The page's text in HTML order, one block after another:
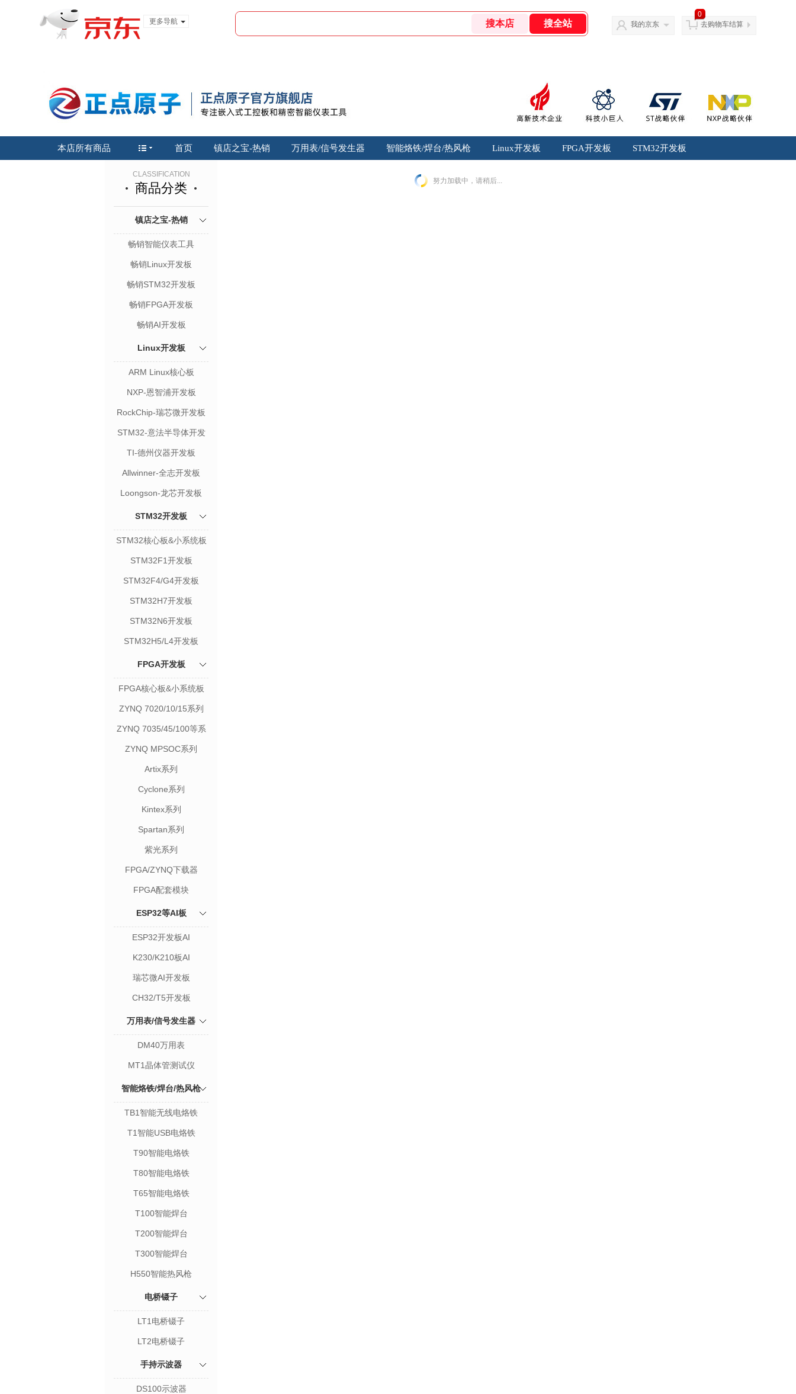
更多导航
我的京东
0
去购物车结算
本店所有商品 首页 镇店之宝-热销 万用表/信号发生器 智能烙铁/焊台/热风枪 Linux开发板 FPGA开发板 STM32开发板
CLASSIFICATION
商品分类
镇店之宝-热销
畅销智能仪表工具
畅销Linux开发板
畅销STM32开发板
畅销FPGA开发板
畅销AI开发板
Linux开发板
ARM Linux核心板
NXP-恩智浦开发板
RockChip-瑞芯微开发板
STM32-意法半导体开发
TI-德州仪器开发板
Allwinner-全志开发板
Loongson-龙芯开发板
STM32开发板
STM32核心板&小系统板
STM32F1开发板
STM32F4/G4开发板
STM32H7开发板
STM32N6开发板
STM32H5/L4开发板
FPGA开发板
FPGA核心板&小系统板
ZYNQ 7020/10/15系列
ZYNQ 7035/45/100等系
ZYNQ MPSOC系列
Artix系列
Cyclone系列
Kintex系列
Spartan系列
紫光系列
FPGA/ZYNQ下载器
FPGA配套模块
ESP32等AI板
ESP32开发板AI
K230/K210板AI
瑞芯微AI开发板
CH32/T5开发板
万用表/信号发生器
DM40万用表
MT1晶体管测试仪
智能烙铁/焊台/热风枪
TB1智能无线电烙铁
T1智能USB电烙铁
T90智能电烙铁
T80智能电烙铁
T65智能电烙铁
T100智能焊台
T200智能焊台
T300智能焊台
H550智能热风枪
电桥镊子
LT1电桥镊子
LT2电桥镊子
手持示波器
DS100示波器
努力加载中，请稍后...